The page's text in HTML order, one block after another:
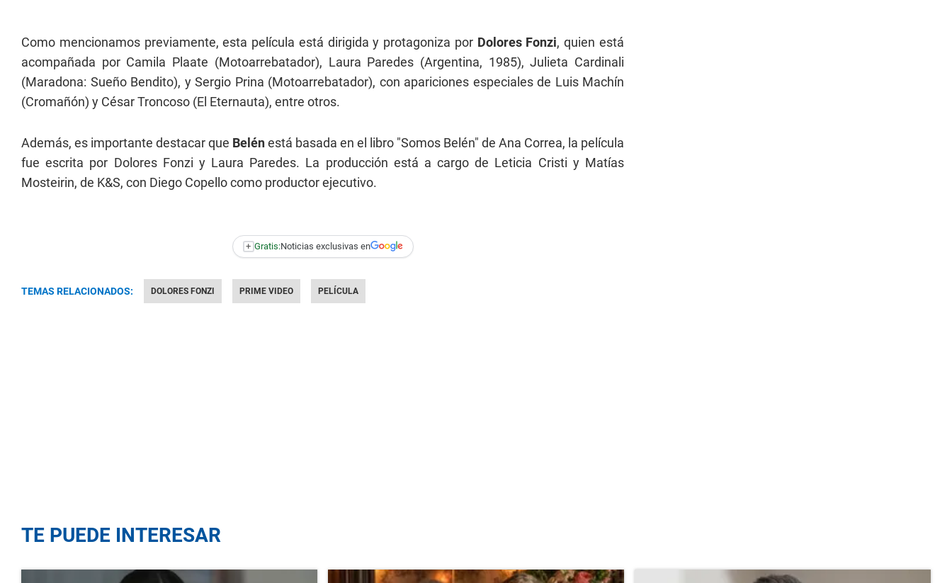
Como mencionamos previamente, esta película está dirigida y protagoniza por Dolores Fonzi, quien está
acompañada por Camila Plaate (Motoarrebatador), Laura Paredes (Argentina, 1985), Julieta Cardinali
(Maradona: Sueño Bendito), y Sergio Prina (Motoarrebatador), con apariciones especiales de Luis Machín
(Cromañón) y César Troncoso (El Eternauta), entre otros.
Además, es importante destacar que Belénestá basada en el libro "Somos Belén" de Ana Correa, la película
fue escrita por Dolores Fonzi y Laura Paredes. La producción está a cargo de Leticia Cristi y Matías
Mosteirin, de K&S, con Diego Copello como productor ejecutivo.
+ Gratis:Noticias exclusivas en
TEMAS RELACIONADOS: DOLORES FONZI PRIME VIDEO PELÍCULA
TE PUEDE INTERESAR